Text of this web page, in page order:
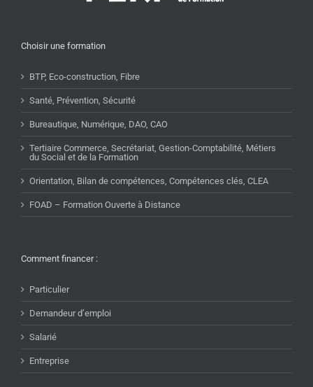
Choisir une formation
BTP, Eco-construction, Fibre
Santé, Prévention, Sécurité
Bureautique, Numérique, DAO, CAO
Tertiaire Commerce, Secrétariat, Gestion-Comptabilité, Métiers
du Social et de la Formation
Orientation, Bilan de compétences, Compétences clés, CLEA
FOAD – Formation Ouverte à Distance
Comment financer :
Particulier
Demandeur d’emploi
Salarié
Entreprise